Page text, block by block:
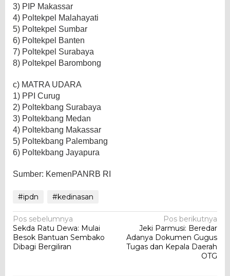
3) PIP Makassar
4) Poltekpel Malahayati
5) Poltekpel Sumbar
6) Poltekpel Banten
7) Poltekpel Surabaya
8) Poltekpel Barombong
c) MATRA UDARA
1) PPI Curug
2) Poltekbang Surabaya
3) Poltekbang Medan
4) Poltekbang Makassar
5) Poltekbang Palembang
6) Poltekbang Jayapura
Sumber: KemenPANRB RI
#ipdn #kedinasan
Navigasi
pos
Pos sebelumnya
Sekda Ratu Dewa: Mulai
Besok Bantuan Sembako
Dibagi Bergiliran
Pos berikutnya
Jeki Parmusi: Beredar
Adanya Dokumen Gugus
Tugas dan Kepala Daerah
OTG